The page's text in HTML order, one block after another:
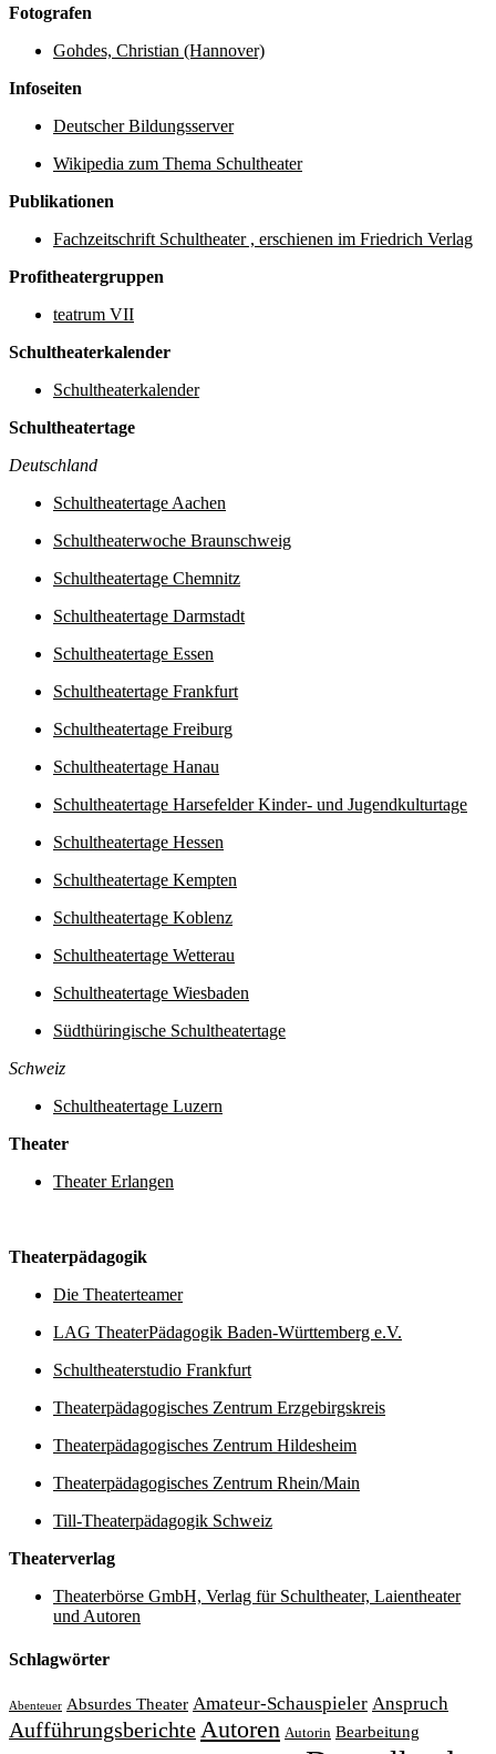
Fotografen
Gohdes, Christian (Hannover)
Infoseiten
Deutscher Bildungsserver
Wikipedia zum Thema Schultheater
Publikationen
Fachzeitschrift Schultheater , erschienen im Friedrich Verlag
Profitheatergruppen
teatrum VII
Schultheaterkalender
Schultheaterkalender
Schultheatertage
Deutschland
Schultheatertage Aachen
Schultheaterwoche Braunschweig
Schultheatertage Chemnitz
Schultheatertage Darmstadt
Schultheatertage Essen
Schultheatertage Frankfurt
Schultheatertage Freiburg
Schultheatertage Hanau
Schultheatertage Harsefelder Kinder- und Jugendkulturtage
Schultheatertage Hessen
Schultheatertage Kempten
Schultheatertage Koblenz
Schultheatertage Wetterau
Schultheatertage Wiesbaden
Südthüringische Schultheatertage
Schweiz
Schultheatertage Luzern
Theater
Theater Erlangen
Theaterpädagogik
Die Theaterteamer
LAG TheaterPädagogik Baden-Württemberg e.V.
Schultheaterstudio Frankfurt
Theaterpädagogisches Zentrum Erzgebirgskreis
Theaterpädagogisches Zentrum Hildesheim
Theaterpädagogisches Zentrum Rhein/Main
Till-Theaterpädagogik Schweiz
Theaterverlag
Theaterbörse GmbH, Verlag für Schultheater, Laientheater
und Autoren
Schlagwörter
Abenteuer Absurdes Theater Amateur-Schauspieler Anspruch
AufführungsberichteAutoren Autorin Bearbeitung